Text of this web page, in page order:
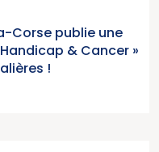
Corse publie une
& Cancer »
!